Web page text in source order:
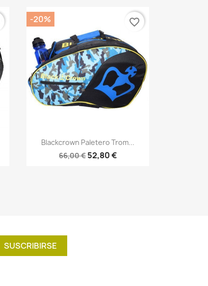
Vista rápida
Blackcrown Paletero Trom...
66,00 €52,80 €
-20% favorite_border